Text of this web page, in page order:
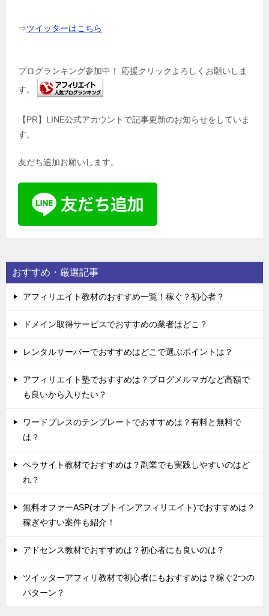
⇒ツイッターはこちら
ブログランキング参加中！ 応援クリックよろしくお願いしま
す。
【PR】LINE公式アカウントで記事更新のお知らせをしていま
す。
友だち追加お願いします。
おすすめ・厳選記事
アフィリエイト教材のおすすめ一覧！稼ぐ？初心者？
ドメイン取得サービスでおすすめの業者はどこ？
レンタルサーバーでおすすめはどこで選ぶポイントは？
アフィリエイト塾でおすすめは？ブログメルマガなど高額で
も良いから入りたい？
ワードプレスのテンプレートでおすすめは？有料と無料で
は？
ペラサイト教材でおすすめは？副業でも実践しやすいのはど
れ？
無料オファーASP(オプトインアフィリエイト)でおすすめは？
稼ぎやすい案件も紹介！
アドセンス教材でおすすめは？初心者にも良いのは？
ツイッターアフィリ教材で初心者にもおすすめは？稼ぐ2つの
パターン？